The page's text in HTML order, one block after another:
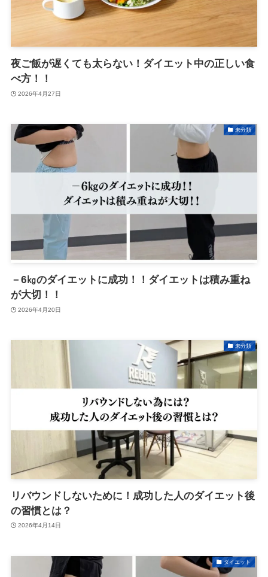
夜ご飯が遅くても太らない！ダイエット中の正しい食
べ方！！
2026年4月27日
未分類
－6㎏のダイエットに成功！！ダイエットは積み重ね
が大切！！
2026年4月20日
未分類
リバウンドしないために！成功した人のダイエット後
の習慣とは？
2026年4月14日
ダイエット